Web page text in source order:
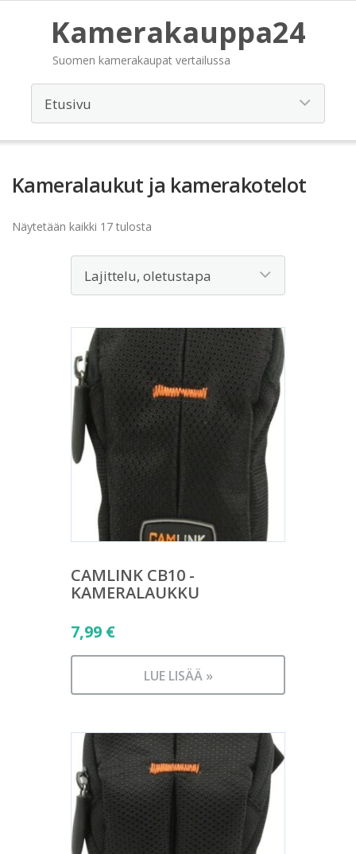
Kamerakauppa24
Suomen kamerakaupat vertailussa
Kameralaukut ja kamerakotelot
Näytetään kaikki 17 tulosta
CAMLINK CB10 -
KAMERALAUKKU
7,99 €
LUE LISÄÄ »